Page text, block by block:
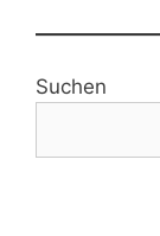
Suchen